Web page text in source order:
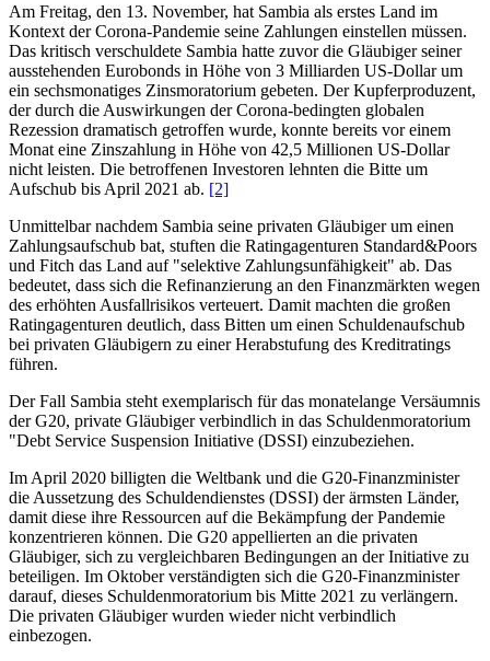
Am Freitag, den 13. November, hat Sambia als erstes Land im
Kontext der Corona-Pandemie seine Zahlungen einstellen müssen.
Das kritisch verschuldete Sambia hatte zuvor die Gläubiger seiner
ausstehenden Eurobonds in Höhe von 3 Milliarden US-Dollar um
ein sechsmonatiges Zinsmoratorium gebeten. Der Kupferproduzent,
der durch die Auswirkungen der Corona-bedingten globalen
Rezession dramatisch getroffen wurde, konnte bereits vor einem
Monat eine Zinszahlung in Höhe von 42,5 Millionen US-Dollar
nicht leisten. Die betroffenen Investoren lehnten die Bitte um
Aufschub bis April 2021 ab. [2]
Unmittelbar nachdem Sambia seine privaten Gläubiger um einen
Zahlungsaufschub bat, stuften die Ratingagenturen Standard&Poors
und Fitch das Land auf "selektive Zahlungsunfähigkeit" ab. Das
bedeutet, dass sich die Refinanzierung an den Finanzmärkten wegen
des erhöhten Ausfallrisikos verteuert. Damit machten die großen
Ratingagenturen deutlich, dass Bitten um einen Schuldenaufschub
bei privaten Gläubigern zu einer Herabstufung des Kreditratings
führen.
Der Fall Sambia steht exemplarisch für das monatelange Versäumnis
der G20, private Gläubiger verbindlich in das Schuldenmoratorium
"Debt Service Suspension Initiative (DSSI) einzubeziehen.
Im April 2020 billigten die Weltbank und die G20-Finanzminister
die Aussetzung des Schuldendienstes (DSSI) der ärmsten Länder,
damit diese ihre Ressourcen auf die Bekämpfung der Pandemie
konzentrieren können. Die G20 appellierten an die privaten
Gläubiger, sich zu vergleichbaren Bedingungen an der Initiative zu
beteiligen. Im Oktober verständigten sich die G20-Finanzminister
darauf, dieses Schuldenmoratorium bis Mitte 2021 zu verlängern.
Die privaten Gläubiger wurden wieder nicht verbindlich
einbezogen.